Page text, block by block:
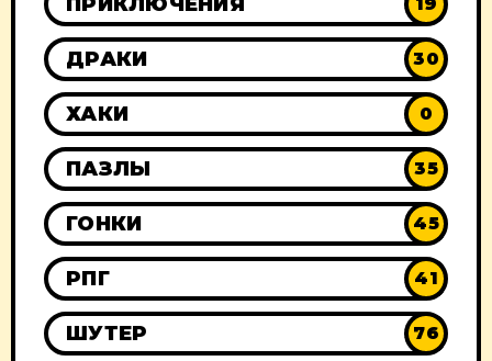
ДРАКИ 30
ХАКИ 0
ПАЗЛЫ 35
ГОНКИ 45
РПГ 41
ШУТЕР 76